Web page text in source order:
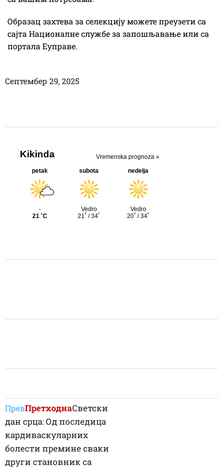
Образац захтева за селекцију можете преузети са
сајта Националне службе за запошљавање или са
портала Еуправе.
Септембер 29, 2025
ПревПретходнаСветски
дан срца: Од последица
кардиваскуларних
болести премине сваки
други становник са